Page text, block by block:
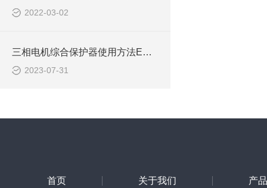
2022-03-02
三相电机综合保护器使用方法EOCR-3DM2
2023-07-31
首页 关于我们 产